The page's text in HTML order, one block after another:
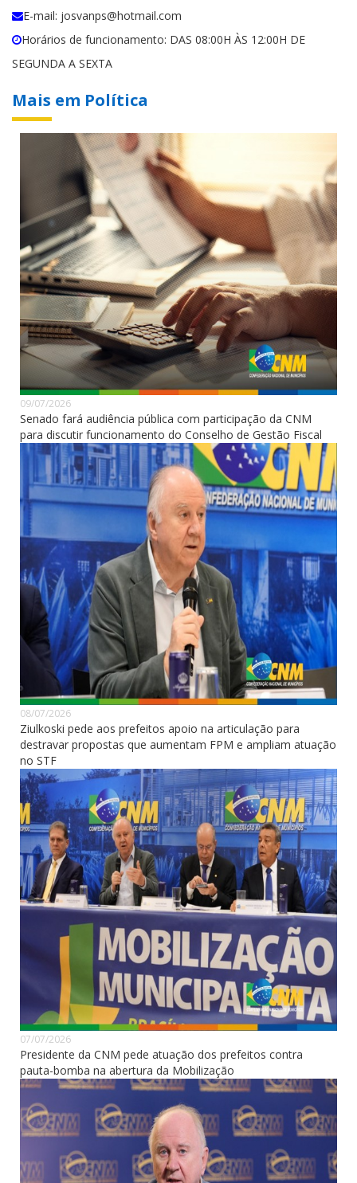
E-mail: josvanps@hotmail.com
Horários de funcionamento: DAS 08:00H ÀS 12:00H DE
SEGUNDA A SEXTA
Mais em Política
09/07/2026
Senado fará audiência pública com participação da CNM
para discutir funcionamento do Conselho de Gestão Fiscal
08/07/2026
Ziulkoski pede aos prefeitos apoio na articulação para
destravar propostas que aumentam FPM e ampliam atuação
no STF
07/07/2026
Presidente da CNM pede atuação dos prefeitos contra
pauta-bomba na abertura da Mobilização